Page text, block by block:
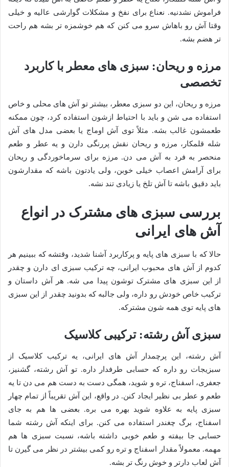
فراموش نشدنیه. نعناع برای نفخ و مشکلات گوارشی عالیه و خیلی
وقتا آش رو باهاش سرو می کنن که هم خوشمزه تر بشه هم راحت
تر هضم بشه.
مرزه و ریحان: سبزی های معطر با کاربرد
تخصصی
مرزه و ریحان، این دو سبزی معطر، بیشتر تو آش های محلی و خاص
استفاده می شن و باید با احتیاط ازشون استفاده کرد، چون ممکنه
طعمشون غالب بشه. مثلاً توی آش اوماج یا بعضی مدل های آش
شله قلمکار، مرزه و ریحان نقش پررنگی دارن و یه عطر و طعم
منحصر به فرد به آش می دن. مرزه برای سرماخوردگی و ریحان
برای آرامش اعصاب خیلی خوبن، ولی یادتون باشه که مقدارشون
باید دقیق باشه تا آش تلخ یا زیادی تند نشه.
بررسی سبزی های مشترک در انواع
آش های ایرانی
حالا که با سبزی های پایه و پرکاربرد آشنا شدید، وقتشه که ببینیم هر
کدوم از آش های محبوب ایرانی، چه ترکیب سبزی ای دارن و چقدر
از این سبزی های مشترک توشون پیدا می شه. هر آش داستان و
ترکیب خاص خودش رو داره، ولی جالبه که بدونید چقدر از این سبزی
های پایه توی همه شون مشترکه.
سبزی آش رشته: ترکیبی کلاسیک
آش رشته، این پرچمدار آش های ایرانی، یه ترکیب کلاسیک از
سبزیجات رو داره که حسابی طرفدار داره. تو آش رشته، گشنیز،
جعفری، اسفناج، تره و شوید، همگی دست به دست هم می دن تا یه
طعم و عطر بی نظیر ایجاد کنن. در واقع، این آش تقریباً از تمام چهار
سبزی پایه به علاوه شوید بهره می بره. بعضی ها هم به جای
اسفناج، برگ چغندر استفاده می کنن. برای اینکه آش رشته شما
حسابی جا بیفته و طعم خوبی داشته باشه، نسبت سبزی ها هم
مهمه. معمولاً مقدار اسفناج و تره رو کمی بیشتر در نظر می گیرن تا
آش لعاب دارتر و خوش رنگ تر بشه.